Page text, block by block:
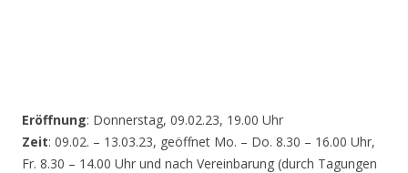
Eröffnung: Donnerstag, 09.02.23, 19.00 Uhr
Zeit: 09.02. – 13.03.23, geöffnet Mo. – Do. 8.30 – 16.00 Uhr,
Fr. 8.30 – 14.00 Uhr und nach Vereinbarung (durch Tagungen